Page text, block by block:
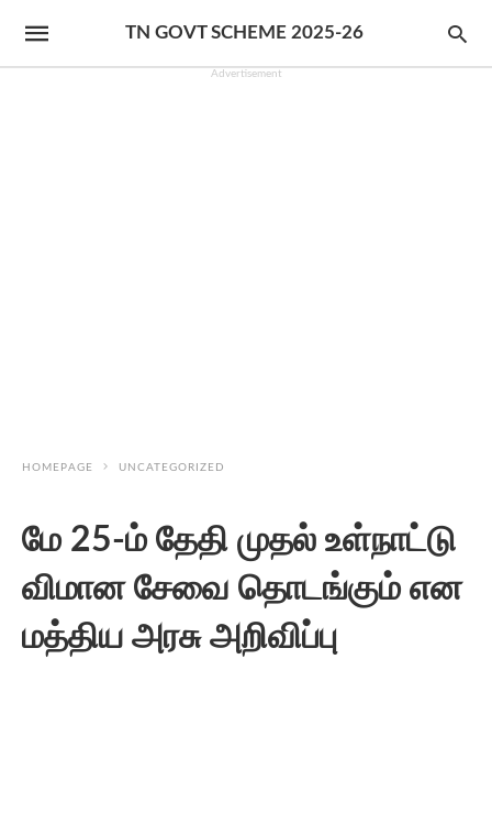
TN GOVT SCHEME 2025-26
Advertisement
HOMEPAGE UNCATEGORIZED
மே 25-ம் தேதி முதல் உள்நாட்டு
விமான சேவை தொடங்கும் என
மத்திய அரசு அறிவிப்பு